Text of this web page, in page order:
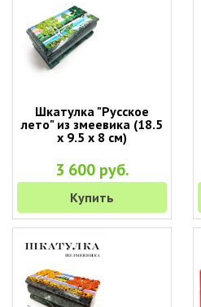
Шкатулка "Русское
лето" из змеевика (18.5
х 9.5 х 8 см)
3 600 руб.
Купить